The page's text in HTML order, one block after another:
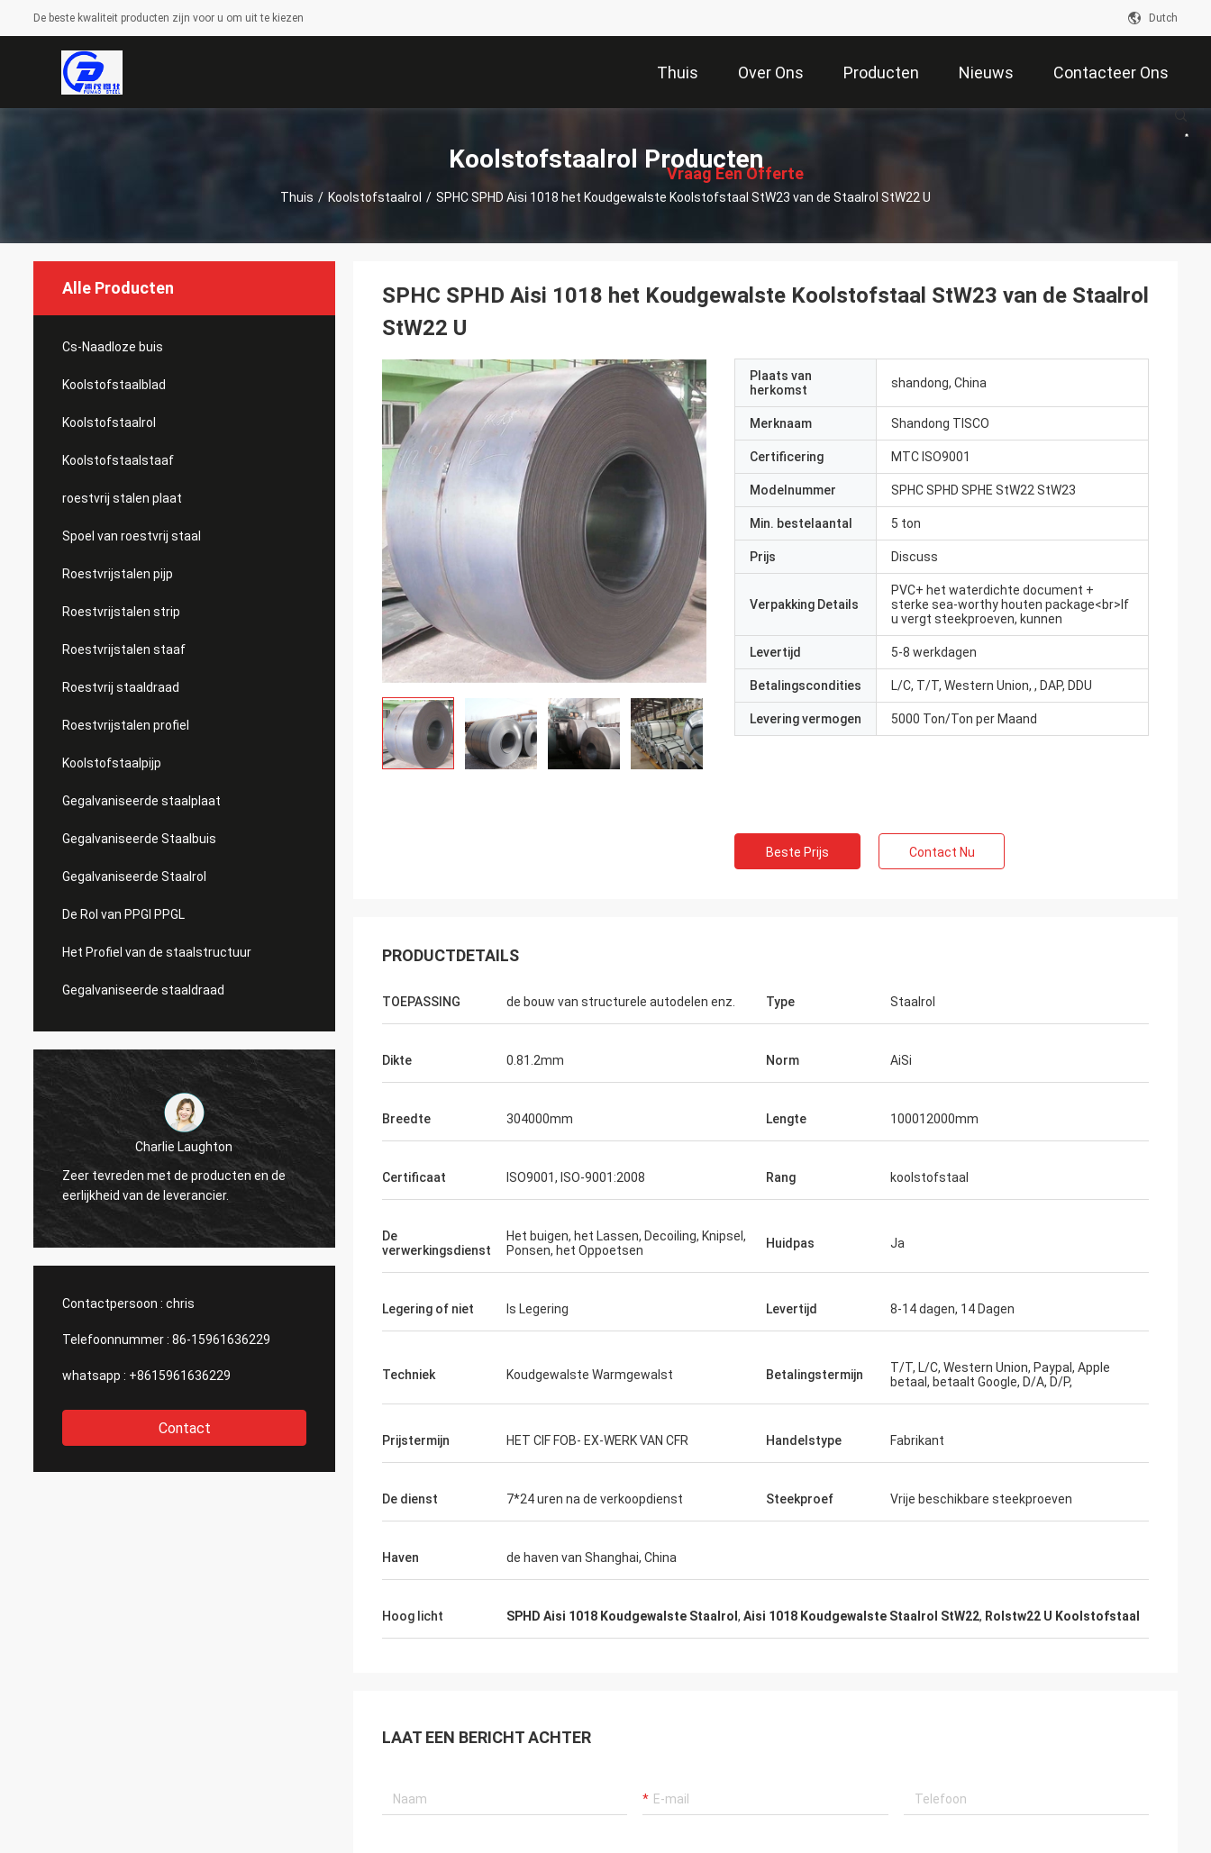
De beste kwaliteit producten zijn voor u om uit te kiezen Dutch
Thuis Over Ons Producten Nieuws Contacteer Ons
述
Vraag Een Offerte
Aan
Koolstofstaalrol Producten
Thuis / Koolstofstaalrol / SPHC SPHD Aisi 1018 het Koudgewalste Koolstofstaal StW23 van de Staalrol StW22 U
Alle Producten
Cs-Naadloze buis
Koolstofstaalblad
Koolstofstaalrol
Koolstofstaalstaaf
roestvrij stalen plaat
Spoel van roestvrij staal
Roestvrijstalen pijp
Roestvrijstalen strip
Roestvrijstalen staaf
Roestvrij staaldraad
Roestvrijstalen profiel
Koolstofstaalpijp
Gegalvaniseerde staalplaat
Gegalvaniseerde Staalbuis
Gegalvaniseerde Staalrol
De Rol van PPGI PPGL
Het Profiel van de staalstructuur
Gegalvaniseerde staaldraad
Charlie Laughton
tevreden met de producten en de
van de leverancier.
Hovig Allan
Ervoor gezorgde Vivian had ik een super
snel keerpunt op een dringende orde. Als
herhalingsklant kende zij onze specifieke
productvereisten zelfs zonder me die
vragen. Adviseer grondig behandelend
haar en dit bedrijf.
tevredenstellen de goederen tot wat wij
Contactpersoon : chris
Telefoonnummer : 86-15961636229
whatsapp : +8615961636229
Contact
SPHC SPHD Aisi 1018 het Koudgewalste Koolstofstaal StW23 van de Staalrol
StW22 U
Plaats van
herkomst
shandong, China
Merknaam Shandong TISCO
Certificering MTC ISO9001
Modelnummer SPHC SPHD SPHE StW22 StW23
Min. bestelaantal 5 ton
Prijs Discuss
Verpakking Details
PVC+ het waterdichte document +
sterke sea-worthy houten package<br>If
u vergt steekproeven, kunnen
Levertijd 5-8 werkdagen
Betalingscondities L/C, T/T, Western Union, , DAP, DDU
Levering vermogen 5000 Ton/Ton per Maand
Beste Prijs Contact Nu
PRODUCTDETAILS
TOEPASSING de bouw van structurele autodelen enz. Type Staalrol
Dikte 0.81.2mm Norm AiSi
Breedte 304000mm Lengte 100012000mm
Certificaat ISO9001, ISO-9001:2008 Rang koolstofstaal
De
verwerkingsdienst
Het buigen, het Lassen, Decoiling, Knipsel,
Ponsen, het Oppoetsen
Huidpas Ja
Legering of niet Is Legering Levertijd 8-14 dagen, 14 Dagen
Techniek Koudgewalste Warmgewalst Betalingstermijn
T/T, L/C, Western Union, Paypal, Apple
betaal, betaalt Google, D/A, D/P,
Prijstermijn HET CIF FOB- EX-WERK VAN CFR Handelstype Fabrikant
De dienst 7*24 uren na de verkoopdienst Steekproef Vrije beschikbare steekproeven
Haven de haven van Shanghai, China
Hoog licht SPHD Aisi 1018 Koudgewalste Staalrol , Aisi 1018 Koudgewalste Staalrol StW22, Rolstw22 U Koolstofstaal
LAAT EEN BERICHT ACHTER